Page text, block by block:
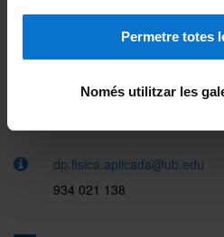
Permetre totes
Només utilitzar les
Martí i Franquès, 1
dp.fisica.aplicada@ub.edu
934 021 138